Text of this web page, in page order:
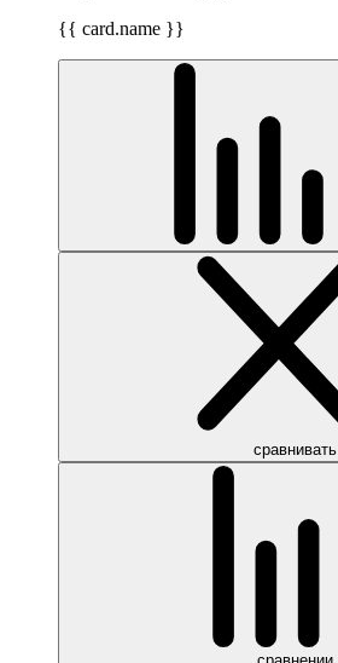
{{ card.name }}
сравнивать